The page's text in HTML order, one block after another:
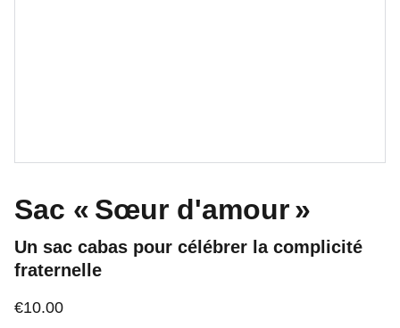
Sac « Sœur d'amour »
Un sac cabas pour célébrer la complicité
fraternelle
€10.00